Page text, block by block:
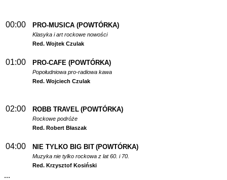
00:00 PRO-MUSICA (POWTÓRKA)
Klasyka i art rockowe nowości
Red. Wojtek Czulak
01:00 PRO-CAFE (POWTÓRKA)
Popołudniowa pro-radiowa kawa
Red. Wojciech Czulak
02:00 ROBB TRAVEL (POWTÓRKA)
Rockowe podróże
Red. Robert Błaszak
04:00 NIE TYLKO BIG BIT (POWTÓRKA)
Muzyka nie tylko rockowa z lat 60. i 70.
Red. Krzysztof Kosiński
...